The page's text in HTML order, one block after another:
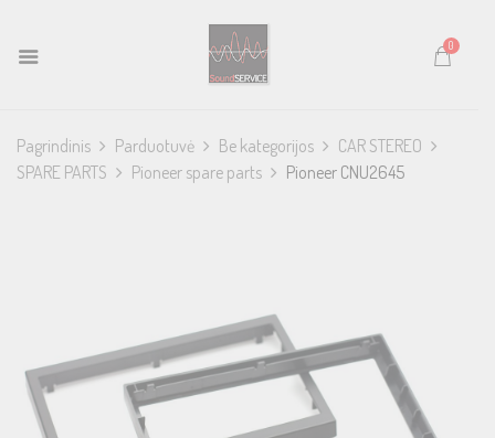
0
Pagrindinis Parduotuvė Be kategorijos
CAR STEREO
SPARE PARTS
Pioneer spare parts Pioneer CNU2645